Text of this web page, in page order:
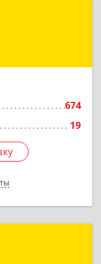
674
19
г, ул.